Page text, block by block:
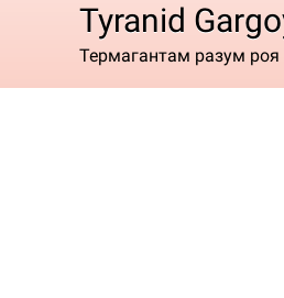
Tyranid
Термагантам разум